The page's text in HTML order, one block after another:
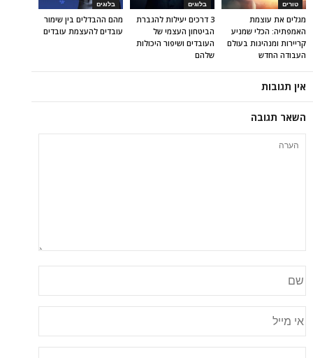
בלוגים
מהם ההבדלים בין שימור
עובדים להעצמת עובדים
בלוגים
3 דרכים יעילות להגברת
הביטחון העצמי של
העובדים ושיפור היכולות
שלהם
טורים
מגלים את עוצמת
האמפתיה: הכלי שמניע
קריירות ומנהיגות בעולם
העבודה החדש
אין תגובות
השאר תגובה